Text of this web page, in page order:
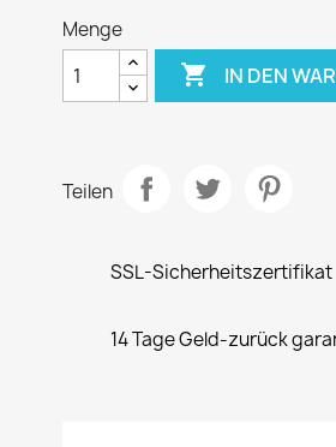
Menge
 IN DEN
Teilen
SSL-Sicherheitszertifikat
14 Tage Geld-zurück